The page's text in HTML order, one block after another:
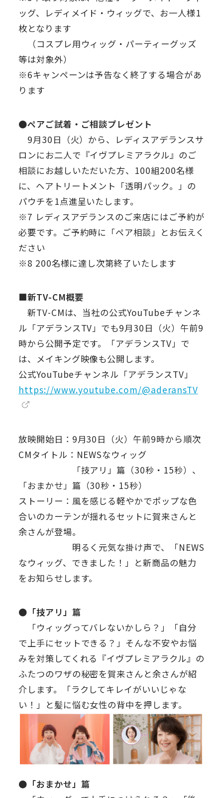
ッグ、レディメイド・ウィッグで、お一人様1
枚となります
（コスプレ用ウィッグ・パーティーグッズ
等は対象外）
※6キャンペーンは予告なく終了する場合があ
ります
●ペアご試着・ご相談プレゼント
9月30日（火）から、レディスアデランスサ
ロンにお二人で『イヴプレミアラクル』のご
相談にお越しいただいた方、100組200名様
に、ヘアトリートメント「透明パック。」の
パウチを1点進呈いたします。
※7 レディスアデランスのご来店にはご予約が
必要です。ご予約時に「ペア相談」とお伝えく
ださい
※8 200名様に達し次第終了いたします
■新TV-CM概要
新TV-CMは、当社の公式YouTubeチャンネ
ル「アデランスTV」でも9月30日（火）午前9
時から公開予定です。「アデランスTV」で
は、メイキング映像も公開します。
公式YouTubeチャンネル「アデランスTV」
https://www.youtube.com/@aderansTV
放映開始日：9月30日（火）午前9時から順次
CMタイトル：NEWSなウィッグ
「技アリ」篇（30秒・15秒）、
「おまかせ」篇（30秒・15秒）
ストーリー：風を感じる軽やかでポップな色
合いのカーテンが揺れるセットに賀来さんと
余さんが登場。
明るく元気な掛け声で、「NEWS
なウィッグ、できました！」と新商品の魅力
をお知らせします。
●「技アリ」篇
「ウィッグってバレないかしら？」「自分
で上手にセットできる？」そんな不安やお悩
みを対策してくれる『イヴプレミアラクル』の
ふたつのワザの秘密を賀来さんと余さんが紹
介します。「ラクしてキレイがいいじゃな
い！」と髪に悩む女性の背中を押します。
●「おまかせ」篇